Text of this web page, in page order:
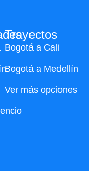
Trayectos
Bogotá a Cali
Bogotá a Medellín
Ver más opciones